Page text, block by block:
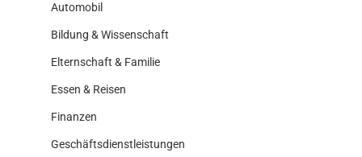
Automobil
Bildung & Wissenschaft
Elternschaft & Familie
Essen & Reisen
Finanzen
Geschäftsdienstleistungen